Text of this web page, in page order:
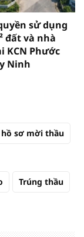
sử dụng
đất và nhà
KCN Phước
Ninh
hồ sơ mời thầu
Trúng thầu